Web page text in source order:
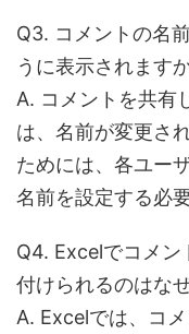
Q3. コメントの名
うに表示されます
A. コメントを共有
は、名前が変更さ
ためには、各ユー
名前を設定する必
Q4. Excelでコメン
付けられるのはな
A. Excelでは、コ